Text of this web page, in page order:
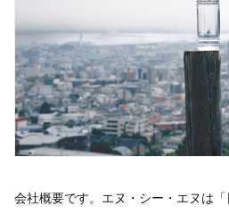
会社概要です。エヌ・シー・エヌは